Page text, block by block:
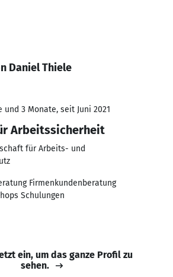
Daniel Thiele
und 3 Monate, seit Juni 2021
Arbeitssicherheit
für Arbeits- und
Firmenkundenberatung
Schulungen
ein, um das ganze Profil zu
sehen.